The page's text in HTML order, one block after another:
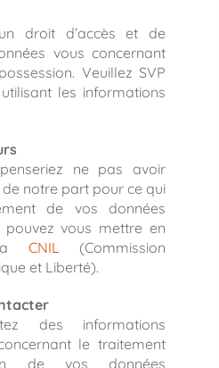
droit d’accès et de
vous concernant
Veuillez SVP
les informations
ne pas avoir
notre part pour ce qui
de vos données
pouvez vous mettre en
CNIL
(Commission
et Liberté).
des informations
le traitement
de vos données